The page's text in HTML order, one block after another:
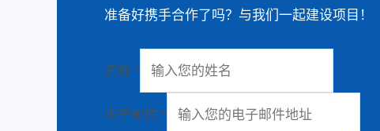
准备好携手合作了吗？与我们一起建设项目！
名称 *
电子邮件 *